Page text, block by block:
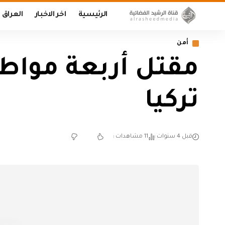
الرئيسية اخر الاخبار العراق
أمن
مقتل أربعة
تركيا
قبل 4 سنوات 11 مشاهدات